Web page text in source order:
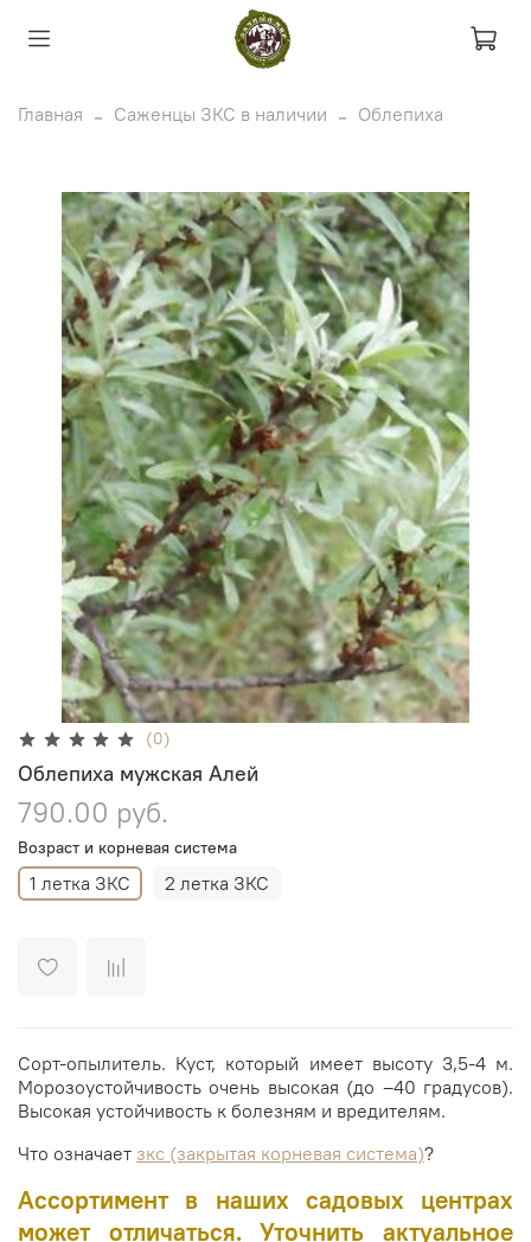
Главная Саженцы ЗКС в наличии Облепиха
(0)
Облепиха мужская Алей
790.00 руб.
Возраст и корневая система
1 летка ЗКС 2 летка ЗКС
Сорт-опылитель. Куст, который имеет высоту 3,5-4 м.
Морозоустойчивость очень высокая (до –40 градусов).
Высокая устойчивость к болезням и вредителям.
Что означает зкс (закрытая корневая система)?
Ассортимент в наших садовых центрах
может отличаться. Уточнить актуальное